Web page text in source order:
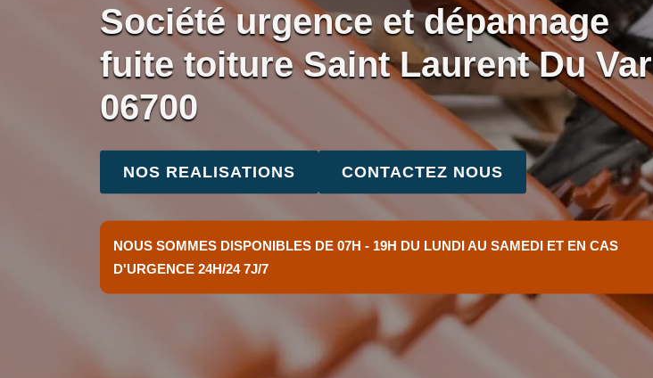
Société urgence et dépannage
fuite toiture Saint Laurent Du Var
06700
NOS REALISATIONS CONTACTEZ NOUS
NOUS SOMMES DISPONIBLES DE 07H - 19H DU LUNDI AU SAMEDI ET EN CAS
D'URGENCE 24H/24 7J/7